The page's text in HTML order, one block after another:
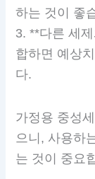
하는 것이 좋
3. **다른 세
합하면 예상
다.
가정용 중성
으니, 사용하
는 것이 중요